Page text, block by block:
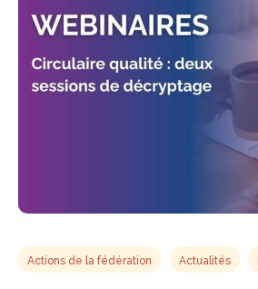
Actions de la fédération Actualités